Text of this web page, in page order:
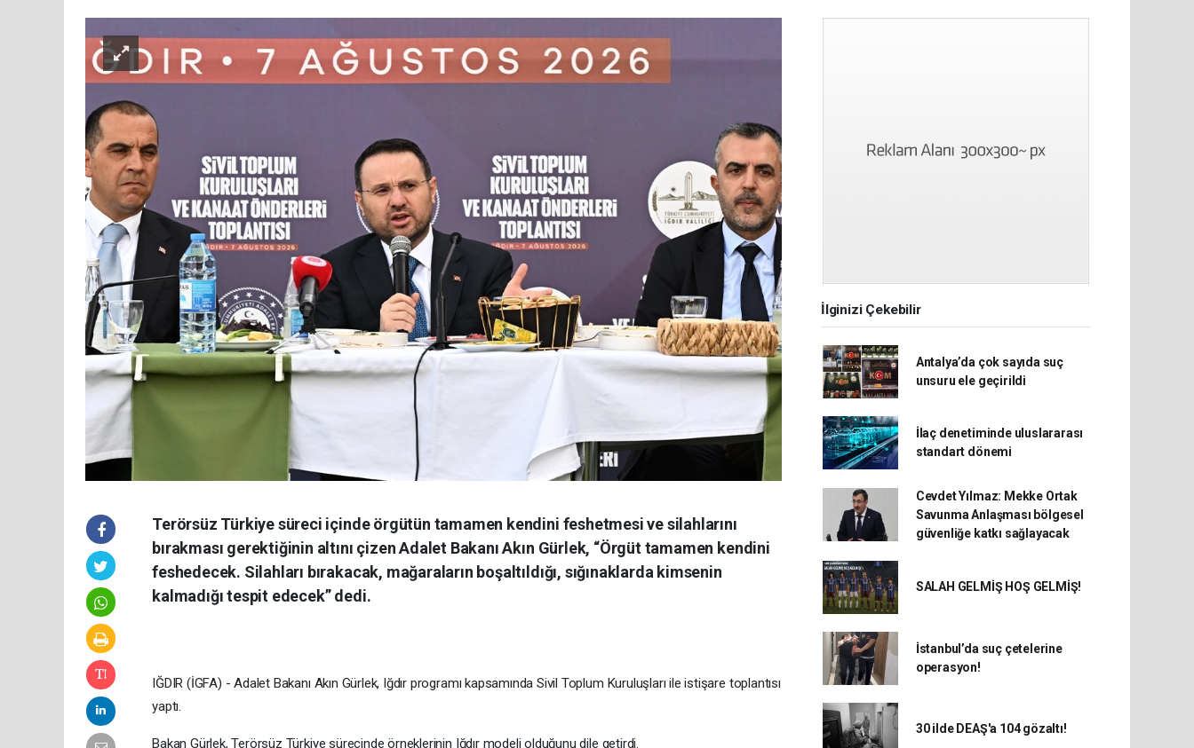
Terörsüz Türkiye süreci içinde örgütün tamamen kendini feshetmesi ve silahlarını
bırakması gerektiğinin altını çizen Adalet Bakanı Akın Gürlek, “Örgüt tamamen kendini
feshedecek. Silahları bırakacak, mağaraların boşaltıldığı, sığınaklarda kimsenin
kalmadığı tespit edecek” dedi.
IĞDIR (İGFA) - Adalet Bakanı Akın Gürlek, Iğdır programı kapsamında Sivil Toplum Kuruluşları ile istişare toplantısı
yaptı.
Bakan Gürlek, Terörsüz Türkiye sürecinde örneklerinin Iğdır modeli olduğunu dile getirdi.
İlginizi Çekebilir
Antalya’da çok sayıda suç
unsuru ele geçirildi
İlaç denetiminde uluslararası
standart dönemi
Cevdet Yılmaz: Mekke Ortak
Savunma Anlaşması bölgesel
güvenliğe katkı sağlayacak
SALAH GELMİŞ HOŞ GELMİŞ!
İstanbul’da suç çetelerine
operasyon!
30 ilde DEAŞ'a 104 gözaltı!